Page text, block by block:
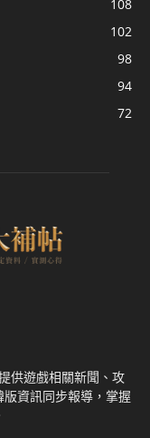
108
102
98
94
72
供遊戲相關新聞、攻
資訊同步報導，掌握